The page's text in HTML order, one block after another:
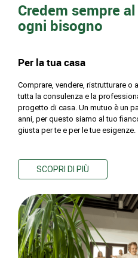
Credem sempre
ogni bisogno
Per la tua casa
Comprare, vendere, ristrutturare o
tutta la consulenza e la
progetto di casa. Un mutuo è un
anni, per questo siamo al tuo
giusta per te e per le tue esigenze.
SCOPRI DI PIÙ